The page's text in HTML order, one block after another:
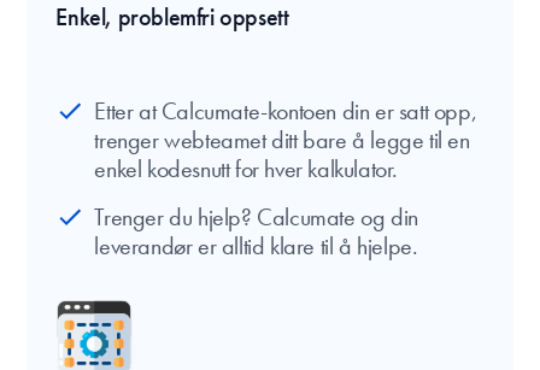
Enkel, problemfri oppsett
Etter at Calcumate-kontoen din er satt opp,
trenger webteamet ditt bare å legge til en
enkel kodesnutt for hver kalkulator.
Trenger du hjelp? Calcumate og din
leverandør er alltid klare til å hjelpe.